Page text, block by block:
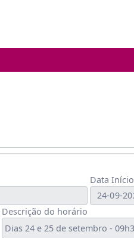
Data Início
Descrição do horário